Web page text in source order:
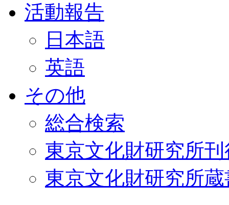
活動報告
日本語
英語
その他
総合検索
東京文化財研究所
東京文化財研究所